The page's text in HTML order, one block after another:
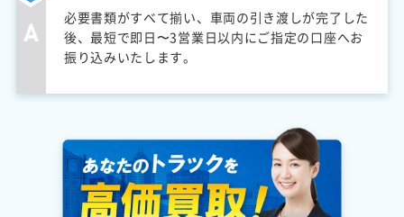
必要書類がすべて揃い、車両の引き渡しが完了した
後、最短で即日〜3営業日以内にご指定の口座へお
振り込みいたします。